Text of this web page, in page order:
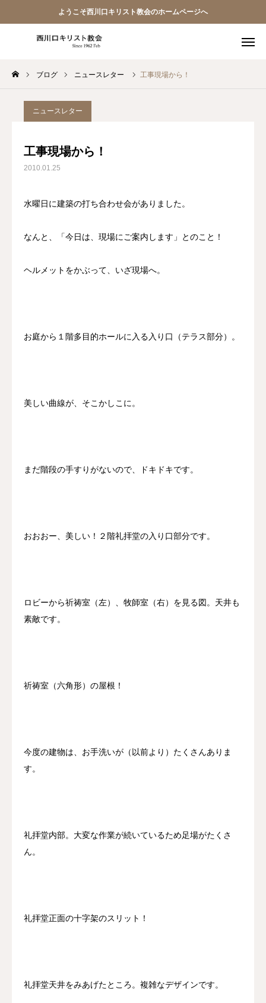
ようこそ西川口キリスト教会のホームページへ
ブログ ニュースレター 工事現場から！
ニュースレター
工事現場から！
2010.01.25
水曜日に建築の打ち合わせ会がありました。
なんと、「今日は、現場にご案内します」とのこと！
ヘルメットをかぶって、いざ現場へ。
お庭から１階多目的ホールに入る入り口（テラス部分）。
美しい曲線が、そこかしこに。
まだ階段の手すりがないので、ドキドキです。
おおおー、美しい！２階礼拝堂の入り口部分です。
ロビーから祈祷室（左）、牧師室（右）を見る図。天井も
素敵です。
祈祷室（六角形）の屋根！
今度の建物は、お手洗いが（以前より）たくさんありま
す。
礼拝堂内部。大変な作業が続いているため足場がたくさ
ん。
礼拝堂正面の十字架のスリット！
礼拝堂天井をみあげたところ。複雑なデザインです。
教会員ページ
ようこそ桜並木の教会へ
西川口キリスト教会 信仰告白
案内･地図